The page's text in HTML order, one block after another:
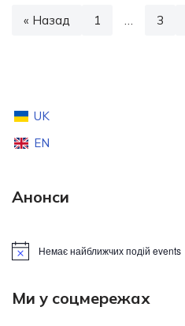
« Назад 1 3
UK
EN
Анонси
Notice Немає найближчих подій events
Ми у соцмережах